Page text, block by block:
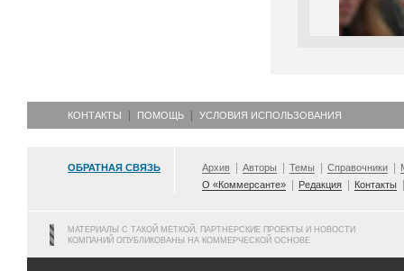
КОНТАКТЫ ПОМОЩЬ УСЛОВИЯ ИСПОЛЬЗОВАНИЯ
ОБРАТНАЯ СВЯЗЬ Архив Авторы Темы Справочники
О «Коммерсанте»
Редакция Контакты
МАТЕРИАЛЫ С ТАКОЙ МЕТКОЙ, ПАРТНЕРСКИЕ ПРОЕКТЫ И НОВОСТИ
КОМПАНИЙ ОПУБЛИКОВАНЫ НА КОММЕРЧЕСКОЙ ОСНОВЕ